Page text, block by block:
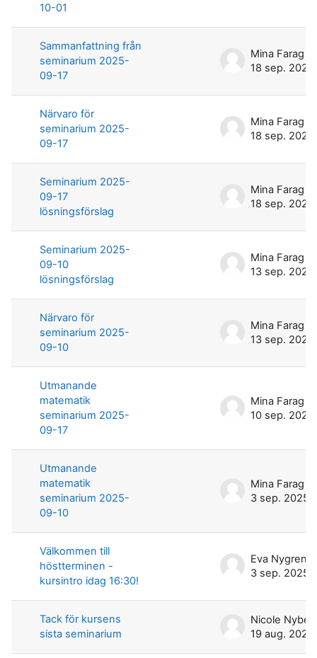
10-01
Sammanfattning från
seminarium 2025-
09-17
Mina Farag
18 sep. 2025
Närvaro för
seminarium 2025-
09-17
Mina Farag
18 sep. 2025
Seminarium 2025-
09-17
lösningsförslag
Mina Farag
18 sep. 2025
Seminarium 2025-
09-10
lösningsförslag
Mina Farag
13 sep. 2025
Närvaro för
seminarium 2025-
09-10
Mina Farag
13 sep. 2025
Utmanande
matematik
seminarium 2025-
09-17
Mina Farag
10 sep. 2025
Utmanande
matematik
seminarium 2025-
09-10
Mina Farag
3 sep. 2025
Välkommen till
höstterminen -
kursintro idag 16:30!
Eva Nygren
3 sep. 2025
Tack för kursens
sista seminarium
Nicole
19 aug. 2025